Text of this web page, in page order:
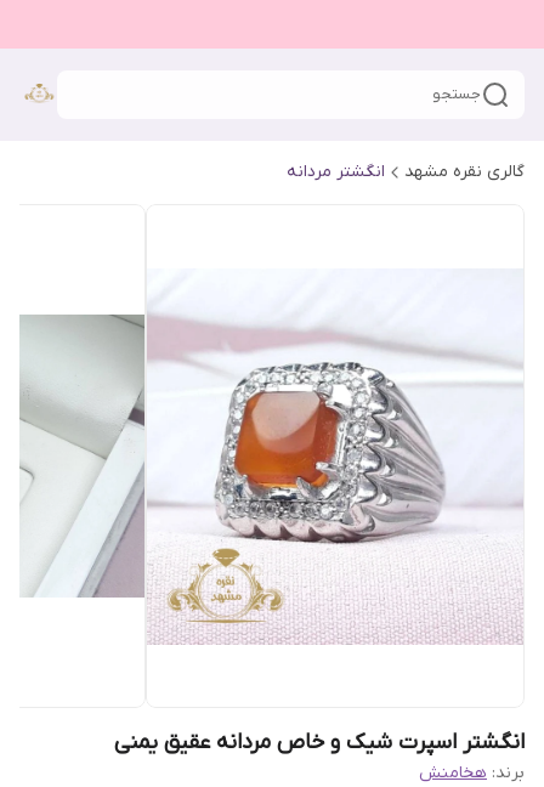
جستجو
گالری نقره مشهد انگشتر مردانه
انگشتر اسپرت شیک و خاص مردانه عقیق یمنی
برند: هخامنش